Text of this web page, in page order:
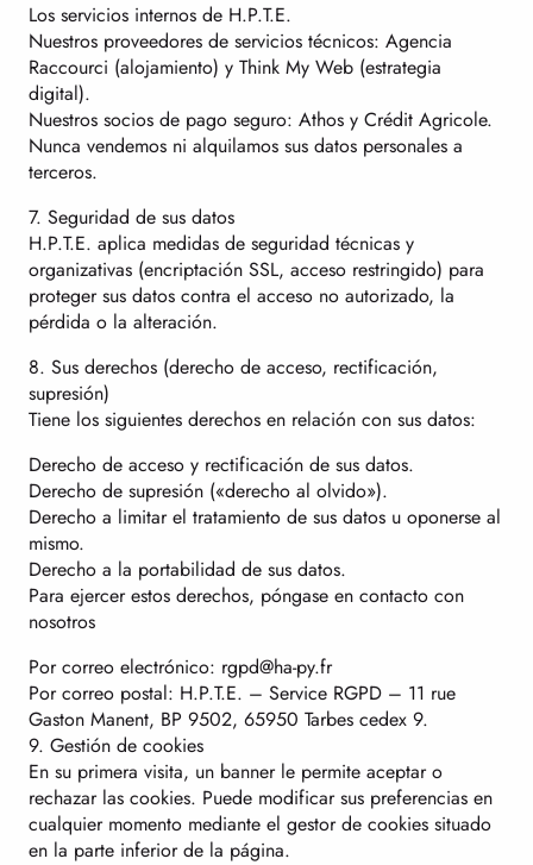
Los servicios internos de H.P.T.E.
Nuestros proveedores de servicios técnicos: Agencia
Raccourci (alojamiento) y Think My Web (estrategia
digital).
Nuestros socios de pago seguro: Athos y Crédit Agricole.
Nunca vendemos ni alquilamos sus datos personales a
terceros.
7. Seguridad de sus datos
H.P.T.E. aplica medidas de seguridad técnicas y
organizativas (encriptación SSL, acceso restringido) para
proteger sus datos contra el acceso no autorizado, la
pérdida o la alteración.
8. Sus derechos (derecho de acceso, rectificación,
supresión)
Tiene los siguientes derechos en relación con sus datos:
Derecho de acceso y rectificación de sus datos.
Derecho de supresión («derecho al olvido»).
Derecho a limitar el tratamiento de sus datos u oponerse al
mismo.
Derecho a la portabilidad de sus datos.
Para ejercer estos derechos, póngase en contacto con
nosotros
Por correo electrónico: rgpd@ha-py.fr
Por correo postal: H.P.T.E. – Service RGPD – 11 rue
Gaston Manent, BP 9502, 65950 Tarbes cedex 9.
9. Gestión de cookies
En su primera visita, un banner le permite aceptar o
rechazar las cookies. Puede modificar sus preferencias en
cualquier momento mediante el gestor de cookies situado
en la parte inferior de la página.